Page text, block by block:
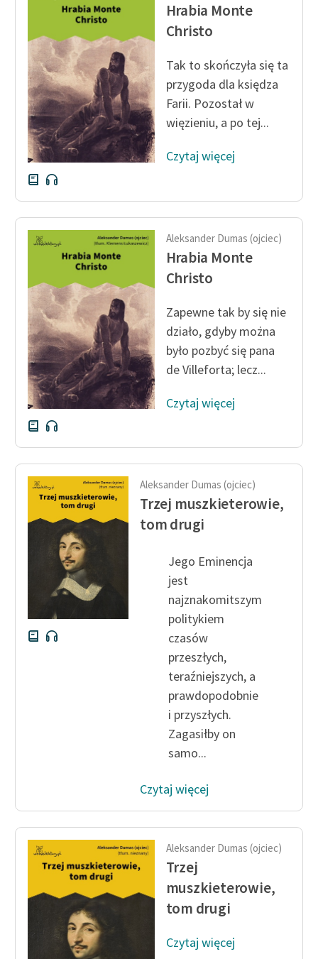
Ręce pełne poezji
Kolekcje edukacyjne
twórców przechodzących
do domeny publicznej,
lektur szkolnych oraz
Starego Testamentu
Odkurzamy bohaterów
Szkoła Poezji Wolnych
Lektur
O nas
Kontakt
Zespół
Zasady wykorzystania
Wolnych Lektur
Logotypy
Materiały promocyjne
Regulamin biblioteki
Dane fundacji i
sprawozdania finansowe
Regulamin darowizn
Informacja o treściach
Deklaracja dostępności
Hrabia Monte
Christo
Tak to skończyła się ta
przygoda dla księdza
Farii. Pozostał w
więzieniu, a po tej...
Czytaj więcej
Aleksander Dumas (ojciec)
Hrabia Monte
Christo
Zapewne tak by się nie
działo, gdyby można
było pozbyć się pana
de Villeforta; lecz...
Czytaj więcej
Aleksander Dumas (ojciec)
Trzej muszkieterowie,
tom drugi
Jego Eminencja
jest
najznakomitszym
politykiem
czasów
przeszłych,
teraźniejszych, a
prawdopodobnie
i przyszłych.
Zagasiłby on
samo...
Czytaj więcej
Aleksander Dumas (ojciec)
Trzej
muszkieterowie,
tom drugi
Czytaj więcej